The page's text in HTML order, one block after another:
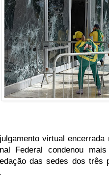
virtual
Federal condenou
das sedes dos